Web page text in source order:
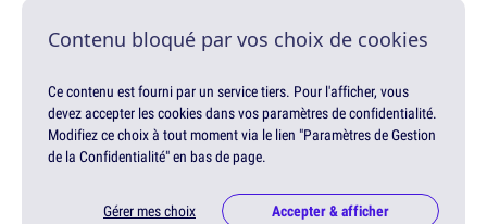
Contenu bloqué par vos choix de cookies
Ce contenu est fourni par un service tiers. Pour l'afficher, vous
devez accepter les cookies dans vos paramètres de confidentialité.
Modifiez ce choix à tout moment via le lien "Paramètres de Gestion
de la Confidentialité" en bas de page.
Gérer mes choix Accepter & afficher